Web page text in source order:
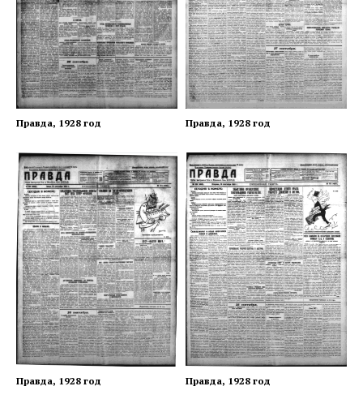
Правда, 1928 год Правда, 1928 год
Правда, 1928 год Правда, 1928 год